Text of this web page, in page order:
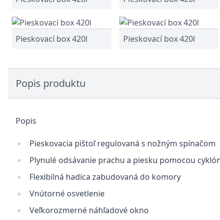
Pieskovací box 420l Pieskovací box 420l
Popis produktu
Popis
Pieskovacia pištoľ regulovaná s nožným spínačom
Plynulé odsávanie prachu a piesku pomocou
Flexibilná hadica zabudovaná do komory
Vnútorné osvetlenie
Veľkorozmerné náhľadové okno